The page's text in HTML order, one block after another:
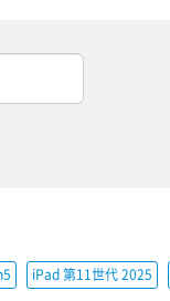
iPad 第11世代 2025